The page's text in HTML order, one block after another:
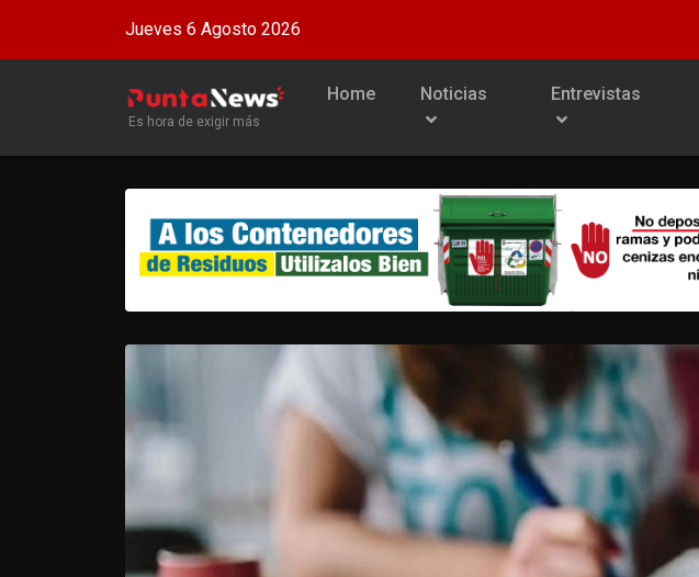
Jueves 6 Agosto 2026
Es hora de exigir más
Home Noticias Entrevistas